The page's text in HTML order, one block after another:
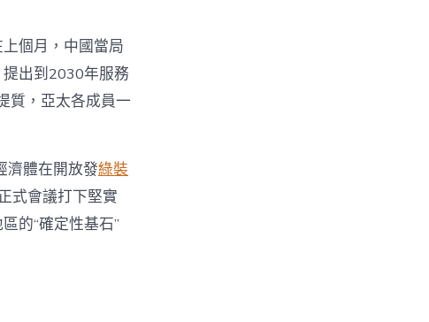
個月，中國當局
出到2030年服務
質，亞太各成員一
濟體在開放發綠裝
式會議打下堅實
的“確定性基石”